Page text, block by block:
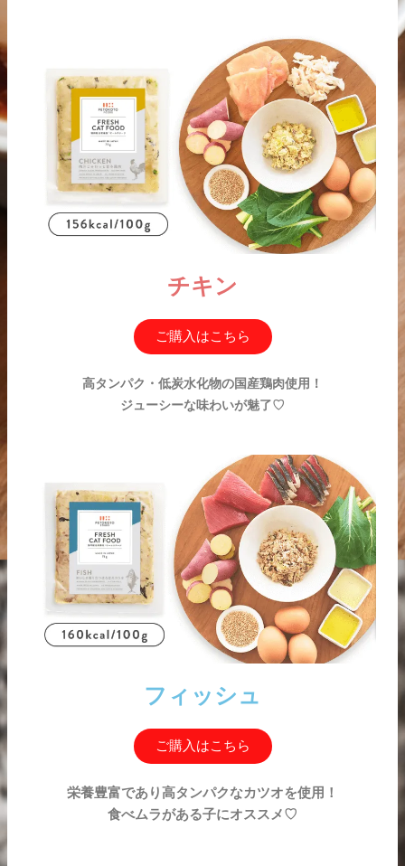
チキン
ご購入はこちら
高タンパク・低炭水化物の国産鶏肉使用！
ジューシーな味わいが魅了♡
フィッシュ
ご購入はこちら
栄養豊富であり高タンパクなカツオを使用！
食べムラがある子にオススメ♡